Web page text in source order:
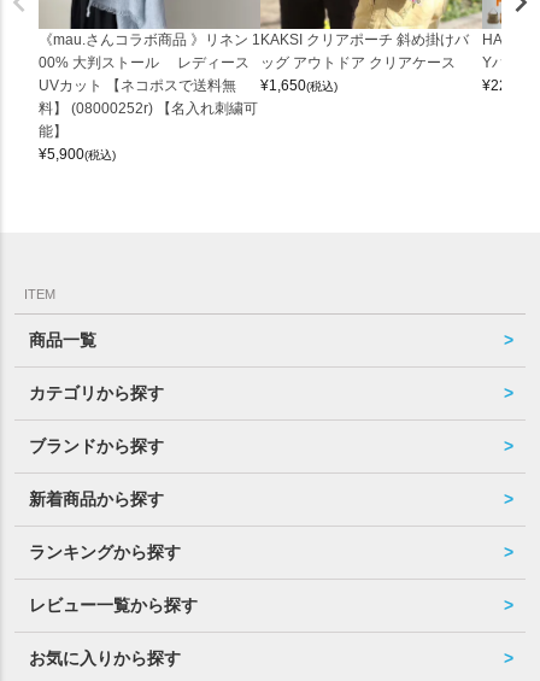
《mau.さんコラボ商品 》リネン 1
00% 大判ストール レディース
UVカット 【ネコポスで送料無
料】 (08000252r) 【名入れ刺繍可
能】
¥5,900(税込)
KAKSI クリアポーチ 斜め掛けバ
ッグ アウトドア クリアケース
¥1,650(税込)
Yバッグ
¥22,000
ITEM
商品一覧
カテゴリから探す
ブランドから探す
新着商品から探す
ランキングから探す
レビュー一覧から探す
お気に入りから探す